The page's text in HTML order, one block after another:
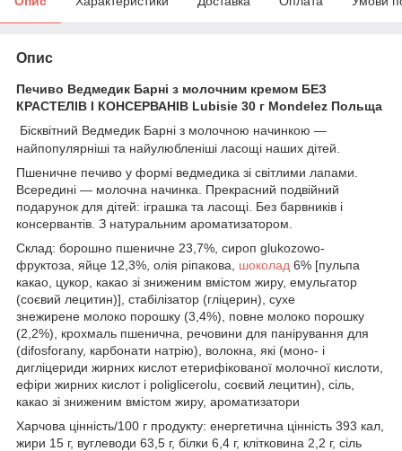
Опис
Печиво Ведмедик Барні з молочним кремом БЕЗ
КРАСТЕЛІВ І КОНСЕРВАНІВ Lubisie 30 г Mondelez Польща
Бісквітний Ведмедик Барні з молочною начинкою —
найпопулярніші та найулюбленіші ласощі наших дітей.
Пшеничне печиво у формі ведмедика зі світлими лапами.
Всередині — молочна начинка. Прекрасний подвійний
подарунок для дітей: іграшка та ласощі. Без барвників і
консервантів. З натуральним ароматизатором.
Склад: борошно пшеничне 23,7%, сироп glukozowo-
фруктоза, яйце 12,3%, олія ріпакова, шоколад 6% [пульпа
какао, цукор, какао зі зниженим вмістом жиру, емульгатор
(соєвий лецитин)], стабілізатор (гліцерин), сухе
знежирене молоко порошку (3,4%), повне молоко порошку
(2,2%), крохмаль пшенична, речовини для панірування для
(difosforany, карбонати натрію), волокна, які (моно- і
дигліцериди жирних кислот етерифікованої молочної кислоти,
ефіри жирних кислот і poliglicerolu, соєвий лецитин), сіль,
какао зі зниженим вмістом жиру, ароматизатори
Харчова цінність/100 г продукту: енергетична цінність 393 кал,
жири 15 г, вуглеводи 63,5 г, білки 6,4 г, клітковина 2,2 г, сіль